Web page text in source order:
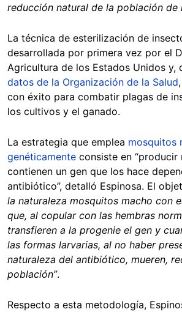
reducción natural de la población de
La técnica de esterilización de
desarrollada por primera vez por el
Agricultura de los Estados Unidos y,
datos de la Organización de la Salud
con éxito para combatir plagas de
los cultivos y el ganado.
La estrategia que emplea mosquitos
genéticamente consiste en “producir
contienen un gen que los hace
antibiótico”, detalló Espinosa. El
la naturaleza mosquitos macho con
que, al copular con las hembras
transfieren a la progenie el gen y
las formas larvarias, al no haber
naturaleza del antibiótico, mueren,
población”.
Respecto a esta metodología,